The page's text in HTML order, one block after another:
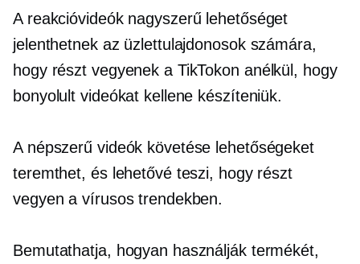
A reakcióvideók nagyszerű lehetőséget
jelenthetnek az üzlettulajdonosok számára,
hogy részt vegyenek a TikTokon anélkül, hogy
bonyolult videókat kellene készíteniük.
A népszerű videók követése lehetőségeket
teremthet, és lehetővé teszi, hogy részt
vegyen a vírusos trendekben.
Bemutathatja, hogyan használják termékét,